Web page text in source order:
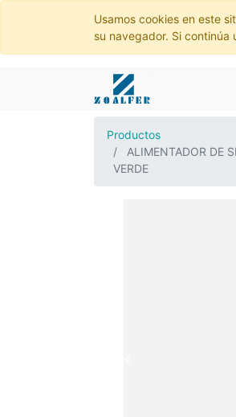
Usamos cookies en este
su navegador. Si
Productos
ALIMENTADOR DE
VERDE